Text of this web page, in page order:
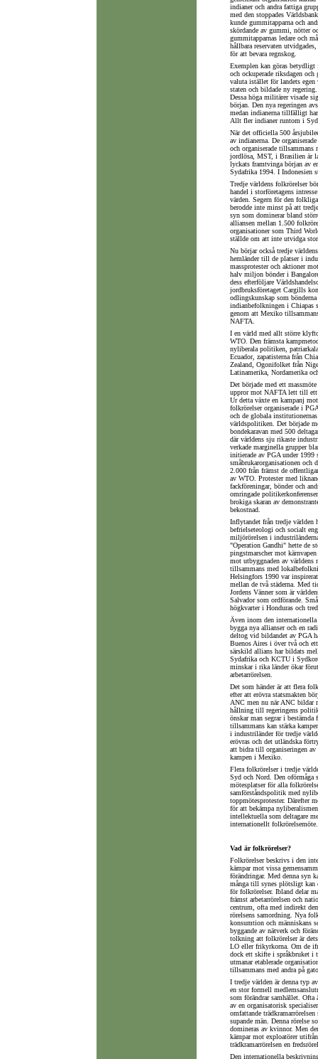
indianer och andra fattiga
med den stoppades
kunde gummitapparna och
skördande av gummi, nötter
gummitapparnas ledare och
hållbara reservaten
för att bevara regnskog.
Exemplen kan göras betydligt
och ockuperade riksdagen
valuta istället för landets
staten och bildade ny
Dessa höga militärer visade
början. Den nya regeringen
medan indianerna tillfälligt
Allt fler indianer runtom i
När det officiella 500
av indianerna. De
och organiserade
jordlösa, MST, i Brasilien är
lyckats framtvinga början av
Sydafrika 1994. I Indonesien
Tredje världens folkrörelser
handel i storföretagens
värden. Segern för den
berodde inte minst på att
syn som dominerar bland
alliansen mellan 1.500
organisationer som Third
ställde om att inte utvidga
Nu börjar också tredje
hemländer till de platser i
massprotester och aktioner
halv miljon bönder i
dess efterföljare
jordbruksföretaget Cargills
odlingskunskap som
indianbefolkningen i Chiapas
genom att Mexiko
NAFTA.
I en värld med allt större
WTO. Den främsta
nyliberala politiken,
Ecuador, zapatisterna från
Zealand, Ogonifolket från
Latinamerika, Nordamerika
Det började med ett
uppror mot NAFTA lett till ett
Ur detta växte en kampanj
folkrörelser organiserade i
och de globala
världspolitiken. Det började
bondekaravan med 500
där världens sju rikaste
verkade marginella grupper
initierade av PGA under 1999
småbrukarorganisationen och
2.000 från främst de
av WTO. Protester med
fackföreningar, bönder och
omringade
brokiga skaran av
bekostnad.
Inflytandet från tredje världen
befrielseteologi och socialt
miljörörelsen i
"Operation Gandhi" hette de
pingstmarscher mot
mot utbyggnaden av världens
tillsammans med
Helsingfors 1990 var
mellan de två städerna. Med
Jordens Vänner som är
Salvador som ordförande.
högkvarter i Honduras och
Även inom den
bygga nya allianser och en
deltog vid bildandet av PGA
Buenos Aires i över två och
särskild allians har bildats
Sydafrika och KCTU i
minskar i rika länder ökar
arbetarrörelsen.
Det som händer är att flera
efter att erövra statsmakten
ANC men nu när ANC bildar
hållning till regeringens
önskar man segrar i
tillsammans kan stärka
i industriländer för tredje
erövras och det utländska
att bidra till organiseringen
kampen i Mexiko.
Flera folkrörelser i tredje
Syd och Nord. Den oförmåga
mötesplatser för alla
samförståndspolitik med
toppmötesprotester. Därefter
för att bekämpa
intellektuella som deltagare
internationellt
Vad är folkrörelser?
Folkrörelser beskrivs i den
kämpar mot vissa
förändringar. Med denna syn
många till synes plötsligt kan
för folkrörelser. Ibland delar
främst arbetarrörelsen och
centrum, ofta med indirekt
rörelsens samordning. Nya
konsumtion och människans
byggande av nätverk och
tolkning att folkrörelser är
LO eller frikyrkorna. Om de
dock ett skifte i språkbruket i
utmanar etablerade
tillsammans med andra på
I tredje världen är denna typ
en stor formell
som förändrar samhället.
av en organisatorisk
omfattande
supande män. Denna rörelse
domineras av kvinnor. Men
kämpar mot exploatörer
trädkramarrörelsen en
Den internationella